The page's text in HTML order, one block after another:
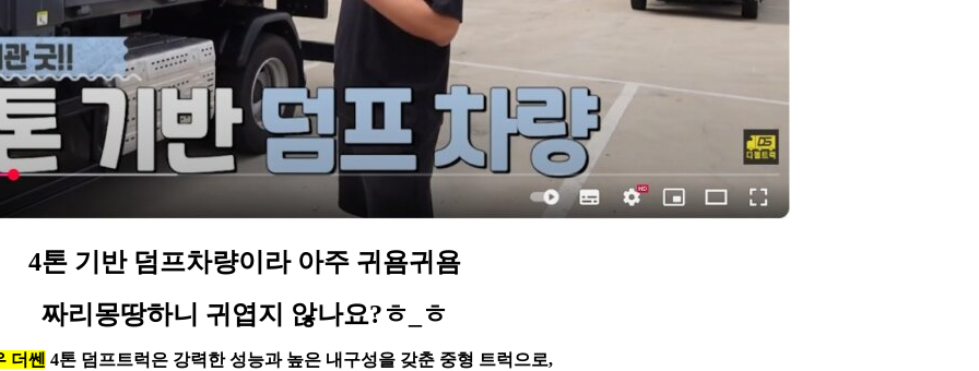
4톤 기반 덤프차량이라 아주 귀욤귀욤
짜리몽땅하니 귀엽지 않나요?ㅎ_ㅎ
더쎈 4톤 덤프트럭은 강력한 성능과 높은 내구성을 갖춘 중형 트럭으로,